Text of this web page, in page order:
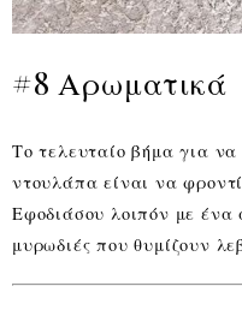
#8 Αρωματικά
Το τελευταίο βήμα για
ντουλάπα είναι να
Εφοδιάσου λοιπόν με
μυρωδιές που θυμίζουν